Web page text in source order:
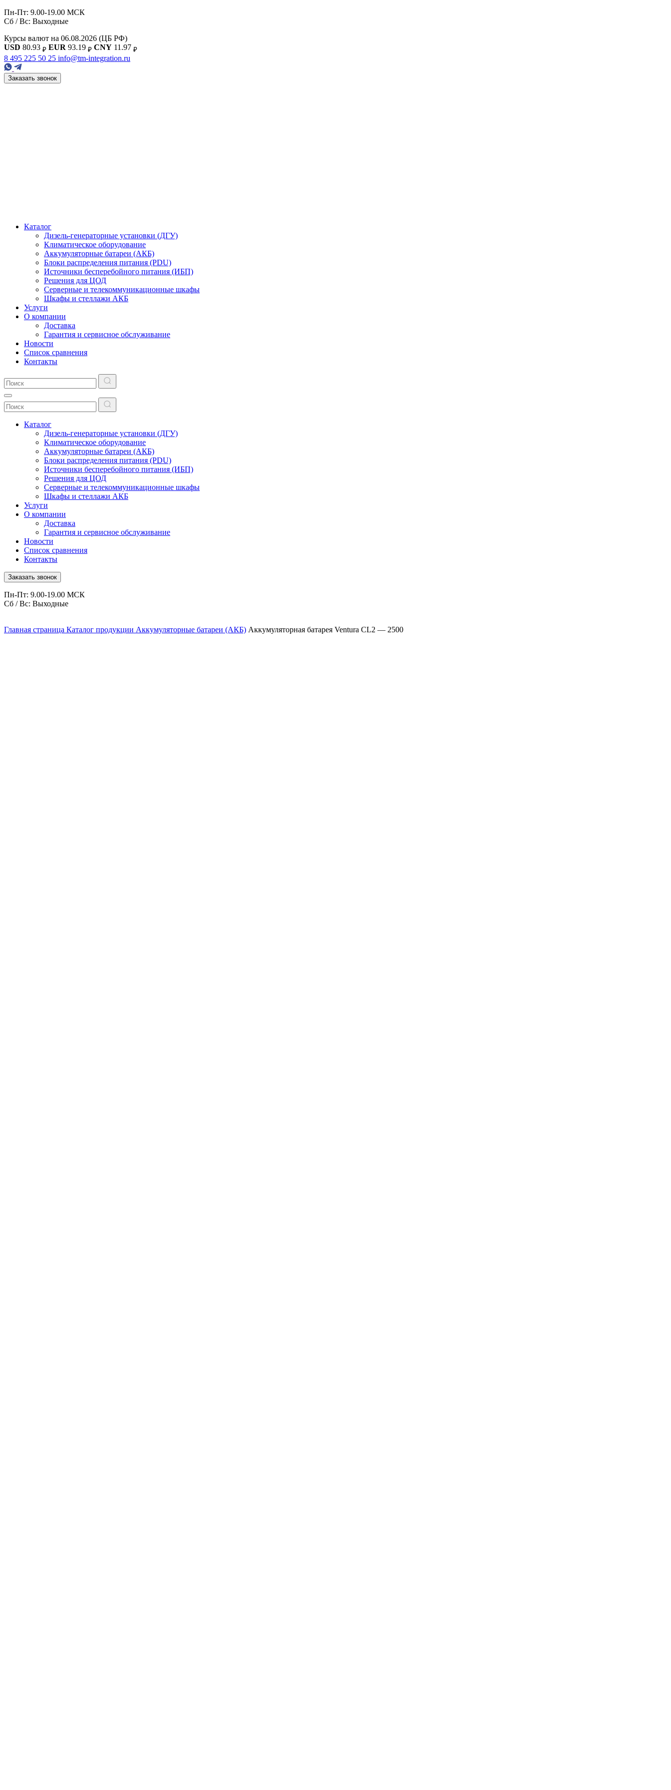
Пн-Пт: 9.00-19.00 МСК
Сб / Вс: Выходные
Курсы валют на 06.08.2026 (ЦБ РФ)
USD 80.93 ₽ EUR 93.19 ₽ CNY 11.97 ₽
8 495 225 50 25 info@tm-integration.ru
Заказать звонок
Каталог
Дизель-генераторные установки (ДГУ)
Климатическое оборудование
Аккумуляторные батареи (АКБ)
Блоки распределения питания (PDU)
Источники бесперебойного питания (ИБП)
Решения для ЦОД
Серверные и телекоммуникационные шкафы
Шкафы и стеллажи АКБ
Услуги
О компании
Доставка
Гарантия и сервисное обслуживание
Новости
Список сравнения
Контакты
Каталог
Дизель-генераторные установки (ДГУ)
Климатическое оборудование
Аккумуляторные батареи (АКБ)
Блоки распределения питания (PDU)
Источники бесперебойного питания (ИБП)
Решения для ЦОД
Серверные и телекоммуникационные шкафы
Шкафы и стеллажи АКБ
Услуги
О компании
Доставка
Гарантия и сервисное обслуживание
Новости
Список сравнения
Контакты
Заказать звонок
Пн-Пт: 9.00-19.00 МСК
Сб / Вс: Выходные
Главная страница Каталог продукции Аккумуляторные батареи (АКБ) Аккумуляторная батарея Ventura CL2 — 2500